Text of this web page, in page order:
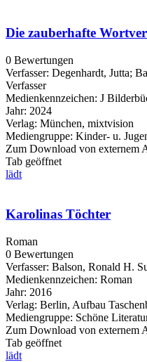
Die zauberhafte
0 Bewertungen
Verfasser: Degenhardt, Jutta;
Verfasser
Medienkennzeichen: J
Jahr: 2024
Verlag: München, mixtvision
Mediengruppe: Kinder- u.
Zum Download von externem
Tab geöffnet
lädt
Karolinas Töchter
Roman
0 Bewertungen
Verfasser: Balson, Ronald H.
Medienkennzeichen: Roman
Jahr: 2016
Verlag: Berlin, Aufbau
Mediengruppe: Schöne
Zum Download von externem
Tab geöffnet
lädt